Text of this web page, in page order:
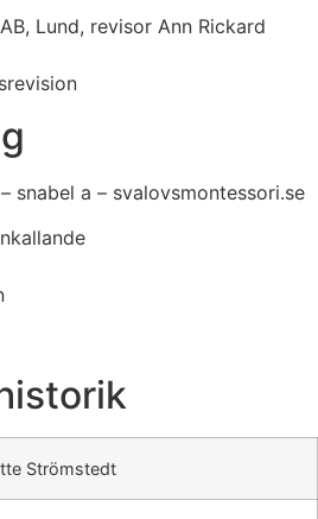
Lund, revisor Ann Rickard
snabel a – svalovsmontessori.se
Strömstedt